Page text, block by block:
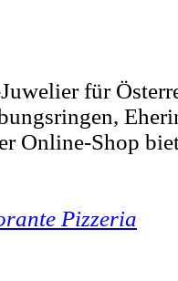
für
Online-Shop
Pizzeria